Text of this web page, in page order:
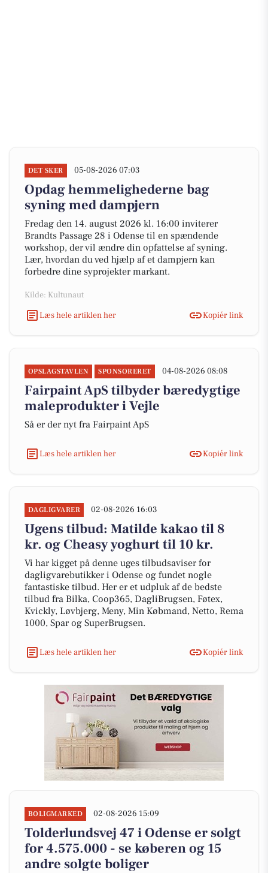
DET SKER 05-08-2026 07:03
Opdag hemmelighederne bag
syning med dampjern
Fredag den 14. august 2026 kl. 16:00 inviterer
Brandts Passage 28 i Odense til en spændende
workshop, der vil ændre din opfattelse af syning.
Lær, hvordan du ved hjælp af et dampjern kan
forbedre dine syprojekter markant.
Kilde: Kultunaut
Læs hele artiklen her
Kopiér link
OPSLAGSTAVLEN SPONSORERET 04-08-2026 08:08
Fairpaint ApS tilbyder bæredygtige
maleprodukter i Vejle
Så er der nyt fra Fairpaint ApS
Læs hele artiklen her Kopiér link
DAGLIGVARER 02-08-2026 16:03
Ugens tilbud: Matilde kakao til 8
kr. og Cheasy yoghurt til 10 kr.
Vi har kigget på denne uges tilbudsaviser for
dagligvarebutikker i Odense og fundet nogle
fantastiske tilbud. Her er et udpluk af de bedste
tilbud fra Bilka, Coop365, DagliBrugsen, Føtex,
Kvickly, Løvbjerg, Meny, Min Købmand, Netto, Rema
1000, Spar og SuperBrugsen.
Læs hele artiklen her Kopiér link
BOLIGMARKED 02-08-2026 15:09
Tolderlundsvej 47 i Odense er solgt
for 4.575.000 - se køberen og 15
andre solgte boliger